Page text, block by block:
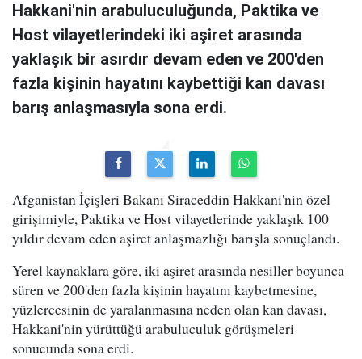
Hakkani'nin arabuluculuğunda, Paktika ve
Host vilayetlerindeki iki aşiret arasında
yaklaşık bir asırdır devam eden ve 200'den
fazla kişinin hayatını kaybettiği kan davası
barış anlaşmasıyla sona erdi.
Afganistan İçişleri Bakanı Siraceddin Hakkani'nin özel
girişimiyle, Paktika ve Host vilayetlerinde yaklaşık 100
yıldır devam eden aşiret anlaşmazlığı barışla sonuçlandı.
Yerel kaynaklara göre, iki aşiret arasında nesiller boyunca
süren ve 200'den fazla kişinin hayatını kaybetmesine,
yüzlercesinin de yaralanmasına neden olan kan davası,
Hakkani'nin yürüttüğü arabuluculuk görüşmeleri
sonucunda sona erdi.